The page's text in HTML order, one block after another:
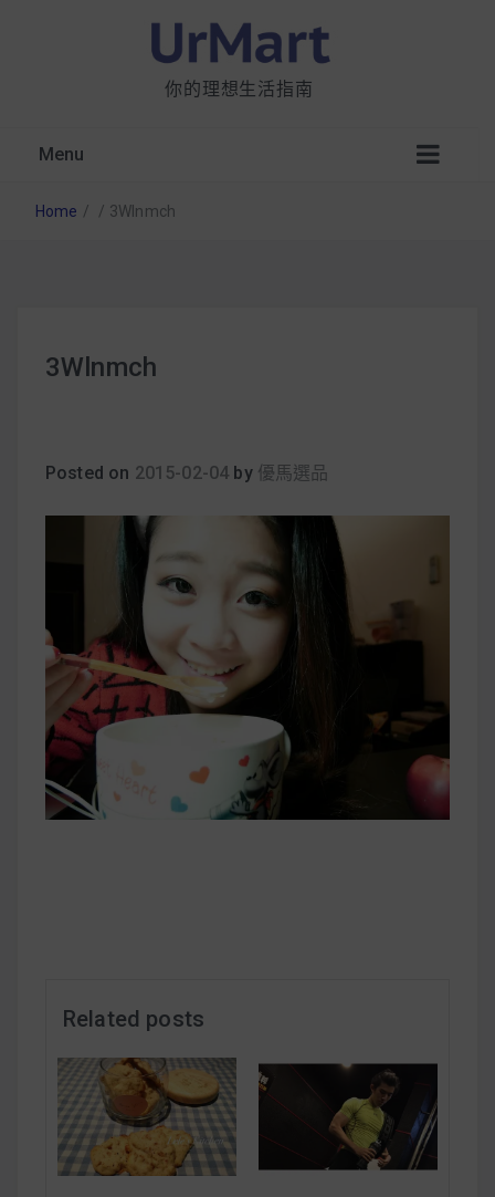
你的理想生活指南
Menu
析：成分、營養價值及其優缺點
健身重訓菜單
運動健身飲食建議
2020 年最新蛋白粉終極指南，讓你一次搞
清楚！
蔬食純素營養
Home / / 3Wlnmch
3Wlnmch
Posted on 2015-02-04 by 優馬選品
Related posts